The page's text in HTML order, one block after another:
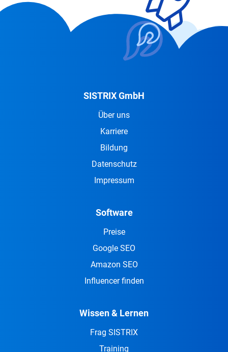
SISTRIX GmbH
Über uns
Karriere
Bildung
Datenschutz
Impressum
Software
Preise
Google SEO
Amazon SEO
Influencer finden
Wissen & Lernen
Frag SISTRIX
Training